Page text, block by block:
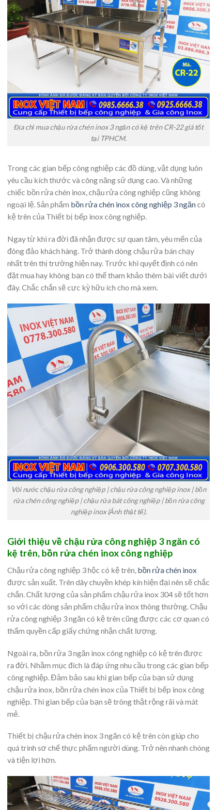
Địa chỉ mua chậu rửa chén inox 3 ngăn có kệ trên CR-22 giá tốt
tại TPHCM.
Trong các gian bếp công nghiệp các đồ dùng, vật dụng luôn
yêu cầu kích thước và công năng sử dụng cao. Và những
chiếc bồn rửa chén inox, chậu rửa công nghiệp cũng không
ngoại lệ. Sản phẩm bồn rửa chén inox công nghiệp 3 ngăncó
kệ trên của Thiết bị bếp inox công nghiệp.
Ngay từ khi ra đời đã nhận được sự quan tâm, yêu mến của
đông đảo khách hàng. Trở thành dòng chậu rửa bán chạy
nhất trên thị trường hiện nay. Trước khi quyết định có nên
đặt mua hay không bạn có thể tham khảo thêm bài viết dưới
đây. Chắc chắn sẽ cực kỳ hữu ích cho mà xem.
Vòi nước chậu rửa công nghiệp | chậu rửa công nghiệp inox | bồn
rửa chén công nghiệp | chậu rửa bát công nghiệp | bồn rửa công
nghiệp inox (Ảnh thật tế).
Giới thiệu về chậu rửa công nghiệp 3 ngăn có
kệ trên, bồn rửa chén inox công nghiệp
Chậu rửa công nghiệp 3 hộc có kệ trên, bồn rửa chén inox
được sản xuất. Trên dây chuyền khép kín hiện đại nên sẽ chắc
chắn. Chất lượng của sản phẩm chậu rửa inox 304 sẽ tốt hơn
so với các dòng sản phẩm chậu rửa inox thông thường. Chậu
rửa công nghiệp 3 ngăn có kệ trên cũng được các cơ quan có
thẩm quyền cấp giấy chứng nhận chất lượng.
Ngoài ra, bồn rửa 3 ngăn inox công nghiệp có kệ trên được
ra đời. Nhằm mục đích là đáp ứng nhu cầu trong các gian bếp
công nghiệp. Đảm bảo sau khi gian bếp của bạn sử dụng
chậu rửa inox, bồn rửa chén inox của Thiết bị bếp inox công
nghiệp. Thì gian bếp của bạn sẽ trông thật rộng rãi và mát
mẻ.
Thiết bị chậu rửa chén inox 3 ngăn có kệ trên còn giúp cho
quá trình sơ chế thực phẩm người dùng. Trở nên nhanh chóng
và tiện lợi hơn.